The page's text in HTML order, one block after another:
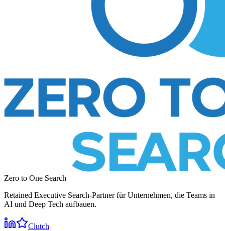
Zero to One Search
Retained Executive Search-Partner für Unternehmen, die Teams in
AI und Deep Tech aufbauen.
Clutch